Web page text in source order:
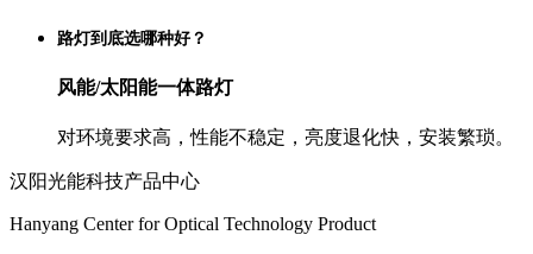
路灯到底选哪种好？
风能/太阳能一体路灯
对环境要求高，性能不稳定，亮度退化快，安装繁琐。
汉阳光能科技产品中心
Hanyang Center for Optical Technology Product